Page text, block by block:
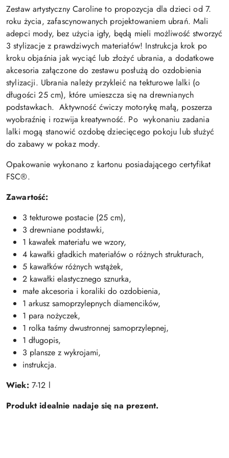
Zestaw artystyczny Caroline to propozycja dla dzieci od 7.
roku życia, zafascynowanych projektowaniem ubrań. Mali
adepci mody, bez użycia igły, będą mieli możliwość stworzyć
3 stylizacje z prawdziwych materiałów! Instrukcja krok po
kroku objaśnia jak wyciąć lub złożyć ubrania, a dodatkowe
akcesoria załączone do zestawu posłużą do ozdobienia
stylizacji. Ubrania należy przykleić na tekturowe lalki (o
długości 25 cm), które umieszcza się na drewnianych
podstawkach. Aktywność ćwiczy motorykę małą, poszerza
wyobraźnię i rozwija kreatywność. Po wykonaniu zadania
lalki mogą stanowić ozdobę dziecięcego pokoju lub służyć
do zabawy w pokaz mody.
Opakowanie wykonano z kartonu posiadającego certyfikat
FSC®.
Zawartość:
3 tekturowe postacie (25 cm),
3 drewniane podstawki,
1 kawałek materiału we wzory,
4 kawałki gładkich materiałów o różnych strukturach,
5 kawałków różnych wstążek,
2 kawałki elastycznego sznurka,
małe akcesoria i koraliki do ozdobienia,
1 arkusz samoprzylepnych diamencików,
1 para nożyczek,
1 rolka taśmy dwustronnej samoprzylepnej,
1 długopis,
3 plansze z wykrojami,
instrukcja.
Wiek: 7-12 l
Produkt idealnie nadaje się na prezent.